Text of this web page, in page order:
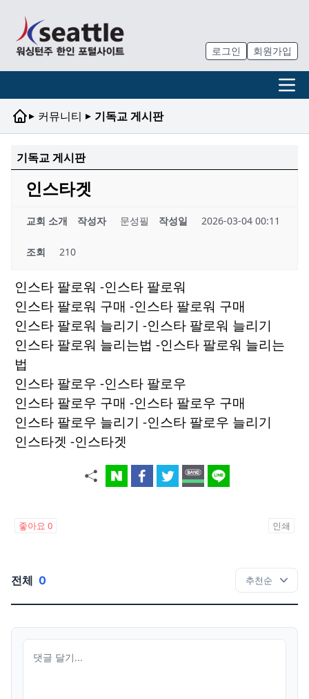
로그인 회원가입
▸ 커뮤니티 ▸ 기독교 게시판
기독교 게시판
인스타겟
교회 소개 작성자 문성필 작성일 2026-03-04 00:11
조회 210
인스타 팔로워 -인스타 팔로워
인스타 팔로워 구매 -인스타 팔로워 구매
인스타 팔로워 늘리기 -인스타 팔로워 늘리기
인스타 팔로워 늘리는법 -인스타 팔로워 늘리는
법
인스타 팔로우 -인스타 팔로우
인스타 팔로우 구매 -인스타 팔로우 구매
인스타 팔로우 늘리기 -인스타 팔로우 늘리기
인스타겟 -인스타겟
좋아요 0 인쇄
전체 0